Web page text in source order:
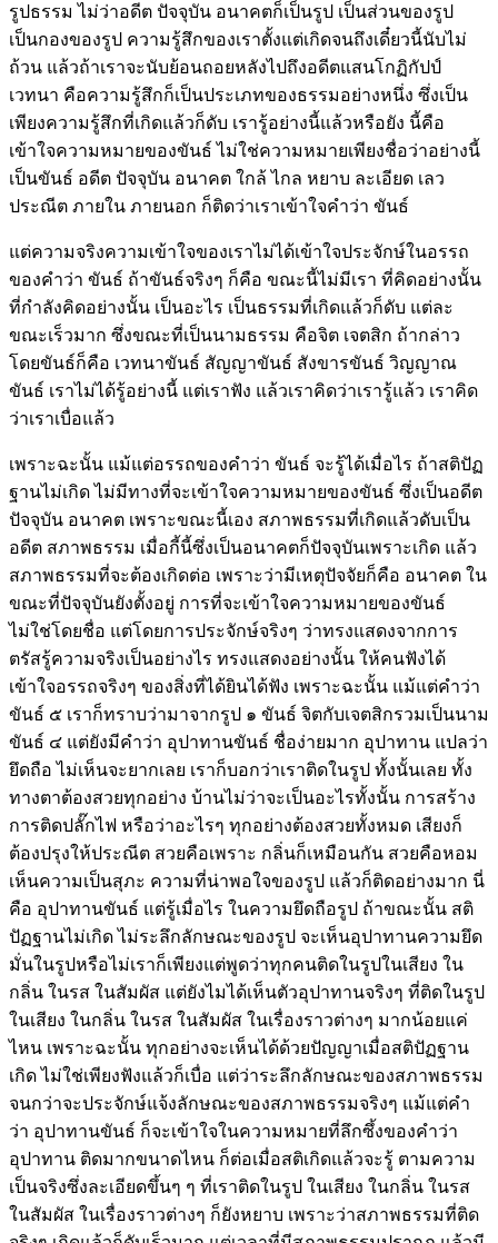
รูปธรรม ไม่ว่าอดีต ปัจจุบัน อนาคตก็เป็นรูป เป็นส่วนของรูป
เป็นกองของรูป ความรู้สึกของเราตั้งแต่เกิดจนถึงเดี๋ยวนี้นับไม่
ถ้วน แล้วถ้าเราจะนับย้อนถอยหลังไปถึงอดีตแสนโกฏิกัปป์
เวทนา คือความรู้สึกก็เป็นประเภทของธรรมอย่างหนึ่ง ซึ่งเป็น
เพียงความรู้สึกที่เกิดแล้วก็ดับ เรารู้อย่างนี้แล้วหรือยัง นี้คือ
เข้าใจความหมายของขันธ์ ไม่ใช่ความหมายเพียงชื่อว่าอย่างนี้
เป็นขันธ์ อดีต ปัจจุบัน อนาคต ใกล้ ไกล หยาบ ละเอียด เลว
ประณีต ภายใน ภายนอก ก็ติดว่าเราเข้าใจคำว่า ขันธ์
แต่ความจริงความเข้าใจของเราไม่ได้เข้าใจประจักษ์ในอรรถ
ของคำว่า ขันธ์ ถ้าขันธ์จริงๆ ก็คือ ขณะนี้ไม่มีเรา ที่คิดอย่างนั้น
ที่กำลังคิดอย่างนั้น เป็นอะไร เป็นธรรมที่เกิดแล้วก็ดับ แต่ละ
ขณะเร็วมาก ซึ่งขณะที่เป็นนามธรรม คือจิต เจตสิก ถ้ากล่าว
โดยขันธ์ก็คือ เวทนาขันธ์ สัญญาขันธ์ สังขารขันธ์ วิญญาณ
ขันธ์ เราไม่ได้รู้อย่างนี้ แต่เราฟัง แล้วเราคิดว่าเรารู้แล้ว เราคิด
ว่าเราเบื่อแล้ว
เพราะฉะนั้น แม้แต่อรรถของคำว่า ขันธ์ จะรู้ได้เมื่อไร ถ้าสติปัฏ
ฐานไม่เกิด ไม่มีทางที่จะเข้าใจความหมายของขันธ์ ซึ่งเป็นอดีต
ปัจจุบัน อนาคต เพราะขณะนี้เอง สภาพธรรมที่เกิดแล้วดับเป็น
อดีต สภาพธรรม เมื่อกี้นี้ซึ่งเป็นอนาคตก็ปัจจุบันเพราะเกิด แล้ว
สภาพธรรมที่จะต้องเกิดต่อ เพราะว่ามีเหตุปัจจัยก็คือ อนาคต ใน
ขณะที่ปัจจุบันยังตั้งอยู่ การที่จะเข้าใจความหมายของขันธ์
ไม่ใช่โดยชื่อ แต่โดยการประจักษ์จริงๆ ว่าทรงแสดงจากการ
ตรัสรู้ความจริงเป็นอย่างไร ทรงแสดงอย่างนั้น ให้คนฟังได้
เข้าใจอรรถจริงๆ ของสิ่งที่ได้ยินได้ฟัง เพราะฉะนั้น แม้แต่คำว่า
ขันธ์ ๕ เราก็ทราบว่ามาจากรูป ๑ ขันธ์ จิตกับเจตสิกรวมเป็นนาม
ขันธ์ ๔ แต่ยังมีคำว่า อุปาทานขันธ์ ชื่อง่ายมาก อุปาทาน แปลว่า
ยึดถือ ไม่เห็นจะยากเลย เราก็บอกว่าเราติดในรูป ทั้งนั้นเลย ทั้ง
ทางตาต้องสวยทุกอย่าง บ้านไม่ว่าจะเป็นอะไรทั้งนั้น การสร้าง
การติดปลั๊กไฟ หรือว่าอะไรๆ ทุกอย่างต้องสวยทั้งหมด เสียงก็
ต้องปรุงให้ประณีต สวยคือเพราะ กลิ่นก็เหมือนกัน สวยคือหอม
เห็นความเป็นสุภะ ความที่น่าพอใจของรูป แล้วก็ติดอย่างมาก นี่
คือ อุปาทานขันธ์ แต่รู้เมื่อไร ในความยึดถือรูป ถ้าขณะนั้น สติ
ปัฏฐานไม่เกิด ไม่ระลึกลักษณะของรูป จะเห็นอุปาทานความยึด
มั่นในรูปหรือไม่เราก็เพียงแต่พูดว่าทุกคนติดในรูปในเสียง ใน
กลิ่น ในรส ในสัมผัส แต่ยังไมได้เห็นตัวอุปาทานจริงๆ ที่ติดในรูป
ในเสียง ในกลิ่น ในรส ในสัมผัส ในเรื่องราวต่างๆ มากน้อยแค่
ไหน เพราะฉะนั้น ทุกอย่างจะเห็นได้ด้วยปัญญาเมื่อสติปัฏฐาน
เกิด ไม่ใช่เพียงฟังแล้วก็เบื่อ แต่ว่าระลึกลักษณะของสภาพธรรม
จนกว่าจะประจักษ์แจ้งลักษณะของสภาพธรรมจริงๆ แม้แต่คำ
ว่า อุปาทานขันธ์ ก็จะเข้าใจในความหมายที่ลึกซึ้งของคำว่า
อุปาทาน ติดมากขนาดไหน ก็ต่อเมื่อสติเกิดแล้วจะรู้ ตามความ
เป็นจริงซึ่งละเอียดขึ้นๆ ๆ ที่เราติดในรูป ในเสียง ในกลิ่น ในรส
ในสัมผัส ในเรื่องราวต่างๆ ก็ยังหยาบ เพราะว่าสภาพธรรมที่ติด